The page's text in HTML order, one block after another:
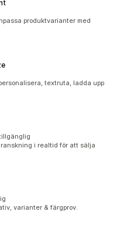
produktvarianter med
textruta, ladda upp
i realtid för att sälja
varianter & färgprov.